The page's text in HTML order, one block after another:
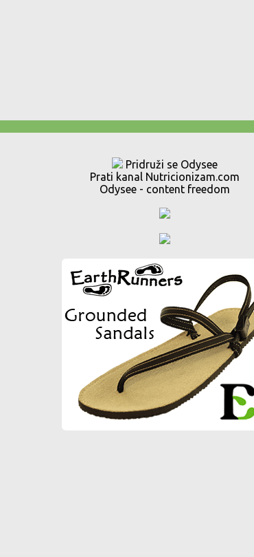
Pridruži se Odysee
Prati kanal Nutricionizam.com
Odysee - content freedom